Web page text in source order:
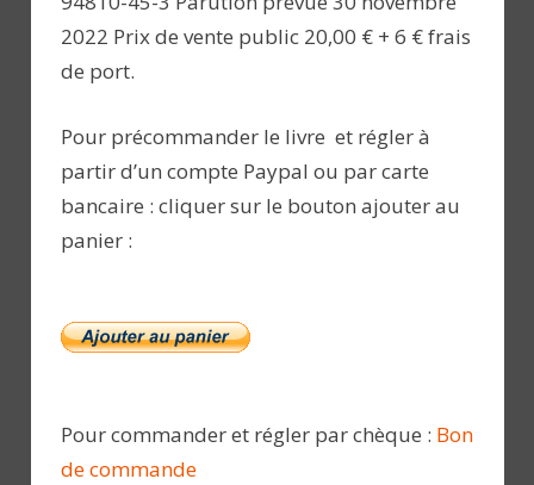
2022 Prix de vente public 20,00 € + 6 € frais
de port.
Pour précommander le livre et régler à
partir d’un compte Paypal ou par carte
bancaire : cliquer sur le bouton ajouter au
panier :
Pour commander et régler par chèque : Bon
de commande